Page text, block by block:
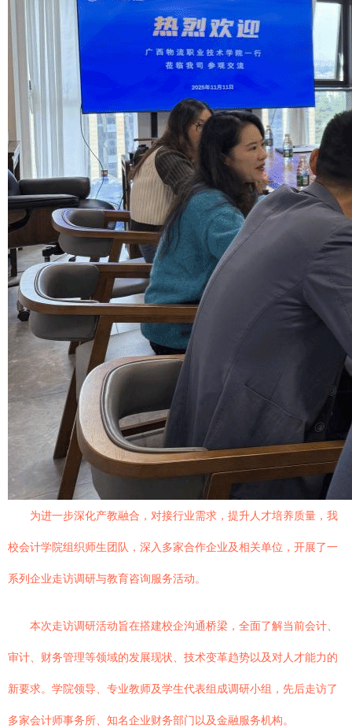
为进一步深化产教融合，对接行业需求，提升人才培养质量，我
校会计学院组织师生团队，深入多家合作企业及相关单位，开展了一
系列企业走访调研与教育咨询服务活动。
本次走访调研活动旨在搭建校企沟通桥梁，全面了解当前会计、
审计、财务管理等领域的发展现状、技术变革趋势以及对人才能力的
新要求。学院领导、专业教师及学生代表组成调研小组，先后走访了
多家会计师事务所、知名企业财务部门以及金融服务机构。